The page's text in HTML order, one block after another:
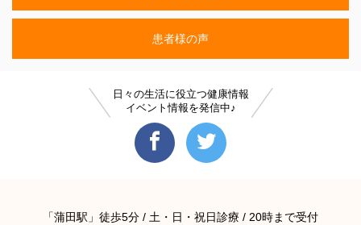
患者様の声
日々の生活に役立つ健康情報
イベント情報を発信中♪
「蒲田駅」徒歩5分 / 土・日・祝日診療 / 20時まで受付